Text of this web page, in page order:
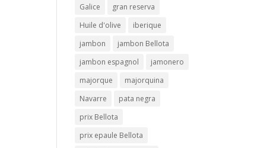
Galice
gran reserva
Huile d'olive
iberique
jambon
jambon Bellota
jambon espagnol
jamonero
majorque
majorquina
Navarre
pata negra
prix Bellota
prix epaule Bellota